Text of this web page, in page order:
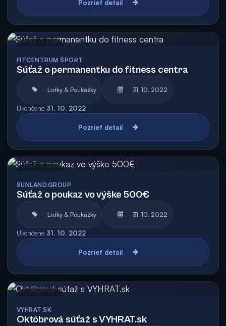
Pozrieť detail
FITCENTRUM ŠPORT
Súťaž o permanentku do fitness centra
Lístky & Poukážky 31. 10. 2022
Ukončené 31. 10. 2022
Pozrieť detail
SUNLAND.GROUP
Súťaž o poukaz vo výške 500€
Lístky & Poukážky 31. 10. 2022
Ukončené 31. 10. 2022
Pozrieť detail
VYHRAT.SK
Októbrová súťaž s VYHRAT.sk